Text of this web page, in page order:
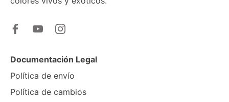
Documentación Legal
Política de envío
Política de cambios